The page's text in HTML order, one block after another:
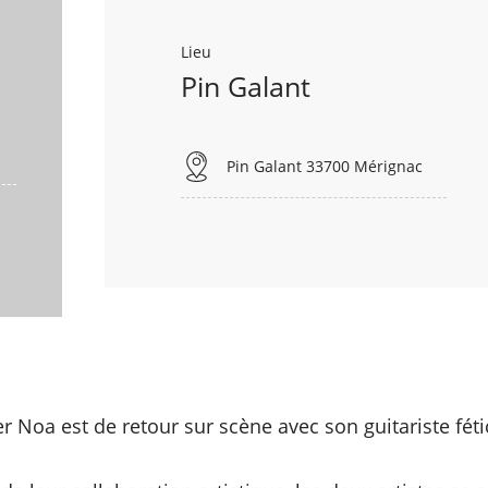
Lieu
Pin Galant
Pin Galant 33700 Mérignac
Noa est de retour sur scène avec son guitariste